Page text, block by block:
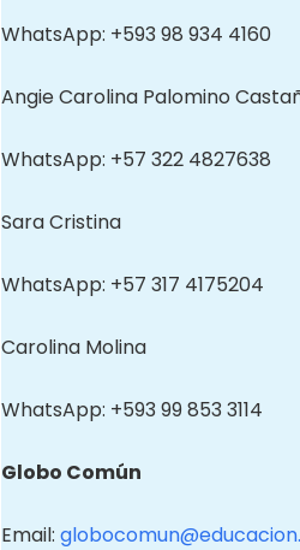
WhatsApp: +593 98 934 4160
Angie Carolina Palomino
WhatsApp: +57 322 4827638
Sara Cristina
WhatsApp: +57 317 4175204
Carolina Molina
WhatsApp: +593 99 853 3114
Globo Común
Email: